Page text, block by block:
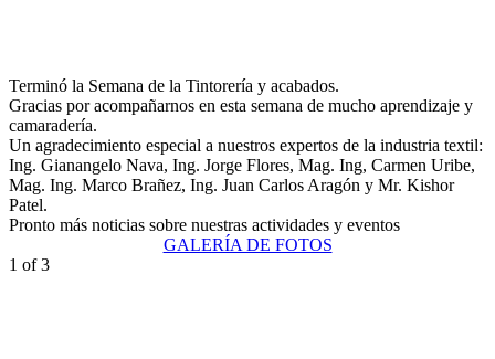
Terminó la Semana de la Tintorería y acabados.
Gracias por acompañarnos en esta semana de mucho aprendizaje y
camaradería.
Un agradecimiento especial a nuestros expertos de la industria textil:
Ing. Gianangelo Nava, Ing. Jorge Flores, Mag. Ing, Carmen Uribe,
Mag. Ing. Marco Brañez, Ing. Juan Carlos Aragón y Mr. Kishor
Patel.
Pronto más noticias sobre nuestras actividades y eventos
GALERÍA DE FOTOS
1 of 3